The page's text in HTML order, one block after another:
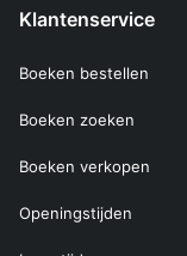
Klantenservice
Boeken bestellen
Boeken zoeken
Boeken verkopen
Openingstijden